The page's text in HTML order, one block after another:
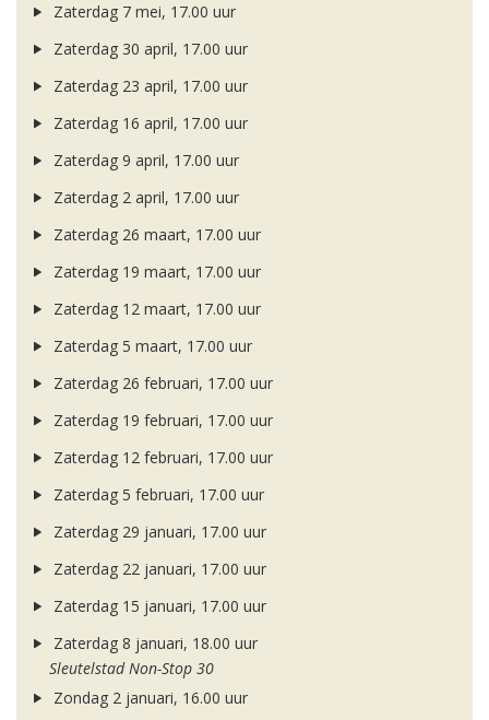
Zaterdag 7 mei, 17.00 uur
Zaterdag 30 april, 17.00 uur
Zaterdag 23 april, 17.00 uur
Zaterdag 16 april, 17.00 uur
Zaterdag 9 april, 17.00 uur
Zaterdag 2 april, 17.00 uur
Zaterdag 26 maart, 17.00 uur
Zaterdag 19 maart, 17.00 uur
Zaterdag 12 maart, 17.00 uur
Zaterdag 5 maart, 17.00 uur
Zaterdag 26 februari, 17.00 uur
Zaterdag 19 februari, 17.00 uur
Zaterdag 12 februari, 17.00 uur
Zaterdag 5 februari, 17.00 uur
Zaterdag 29 januari, 17.00 uur
Zaterdag 22 januari, 17.00 uur
Zaterdag 15 januari, 17.00 uur
Zaterdag 8 januari, 18.00 uur
Sleutelstad Non-Stop 30
Zondag 2 januari, 16.00 uur